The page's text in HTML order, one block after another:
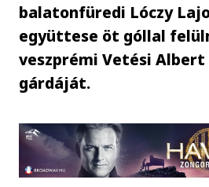
balatonfüredi Lóczy
együttese öt góllal
veszprémi Vetési Albert
gárdáját.